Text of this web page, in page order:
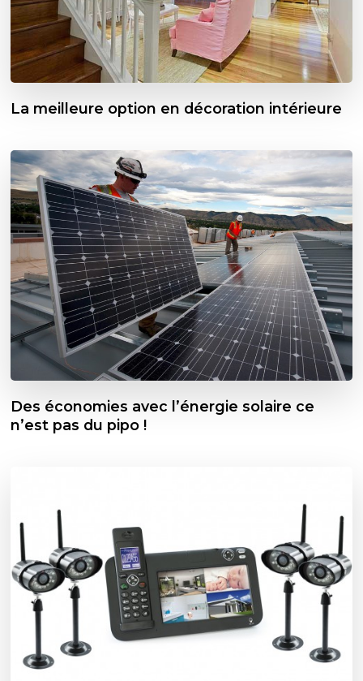
La meilleure option en décoration intérieure
Des économies avec l’énergie solaire ce
n’est pas du pipo !